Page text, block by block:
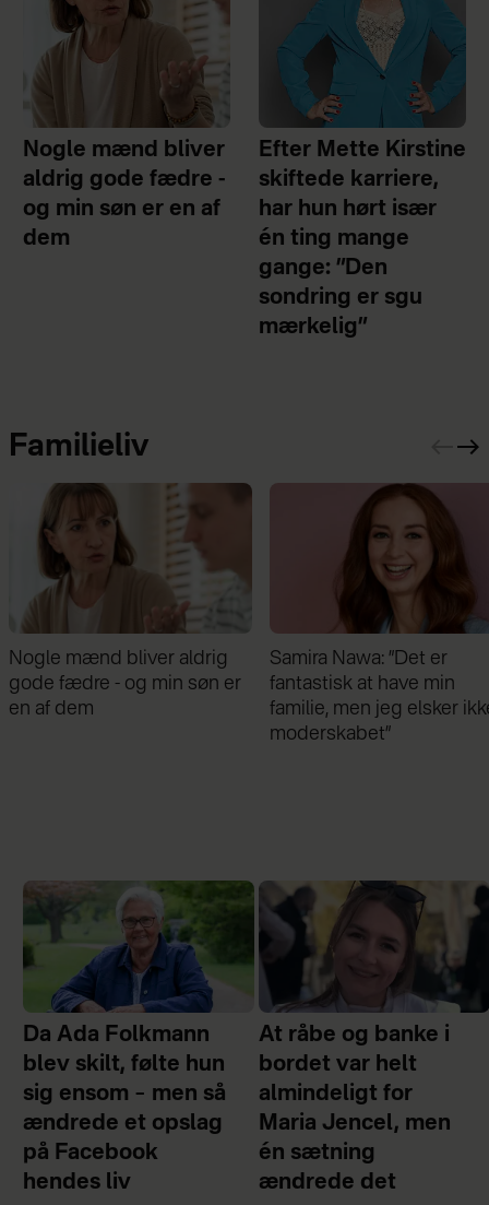
Nogle mænd bliver
aldrig gode fædre -
og min søn er en af
dem
Efter Mette Kirstine
skiftede karriere,
har hun hørt især
én ting mange
gange: ”Den
sondring er sgu
mærkelig”
Familieliv
Samira Nawa: ”Det er
fantastisk at have min
familie, men jeg elsker ikke
Jeg valgte at blive skilt
min mand - da jeg en dag
gik forbi hans hus, fik jeg
chok
Da Ada Folkmann
blev skilt, følte hun
sig ensom – men så
ændrede et opslag
på Facebook
hendes liv
At råbe og banke i
bordet var helt
almindeligt for
Maria Jencel, men
én sætning
ændrede det